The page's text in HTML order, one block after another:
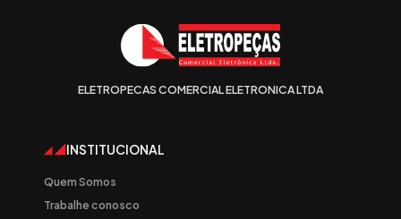
ELETROPECAS COMERCIAL ELETRONICA LTDA
INSTITUCIONAL
Quem Somos
Trabalhe conosco